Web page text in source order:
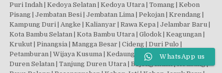
Puri Indah | Kedoya Selatan | Kedoya Utara | Tomang | Kebon
Pisang | Jembatan Besi | Jembatan Lima | Pekojan | Krendang |
Kampung Duri | Angke | Kalianyar | Rawa Kepa | Jelambar Baru |
Kota Bambu Selatan | Kota Bambu Utara | Glodok | Keagungan |
Krukut | Pinangsia | Mangga Besar | Cideng | Duri Pulo |
Petamburan | Wijaya Kusuma | Kedaung Kali Angke | Tanjung
Duren Selatan | Tanjung Duren Utara | Bojong Indah | Kedaung |
WhatsApp us